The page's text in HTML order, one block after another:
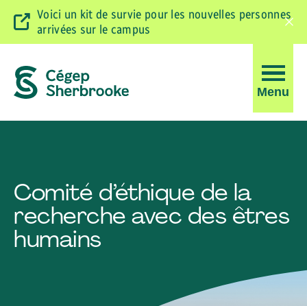
Voici un kit de survie pour les nouvelles personnes
arrivées sur le campus
la
Menu
Comité d’éthique de la
recherche avec des êtres
humains